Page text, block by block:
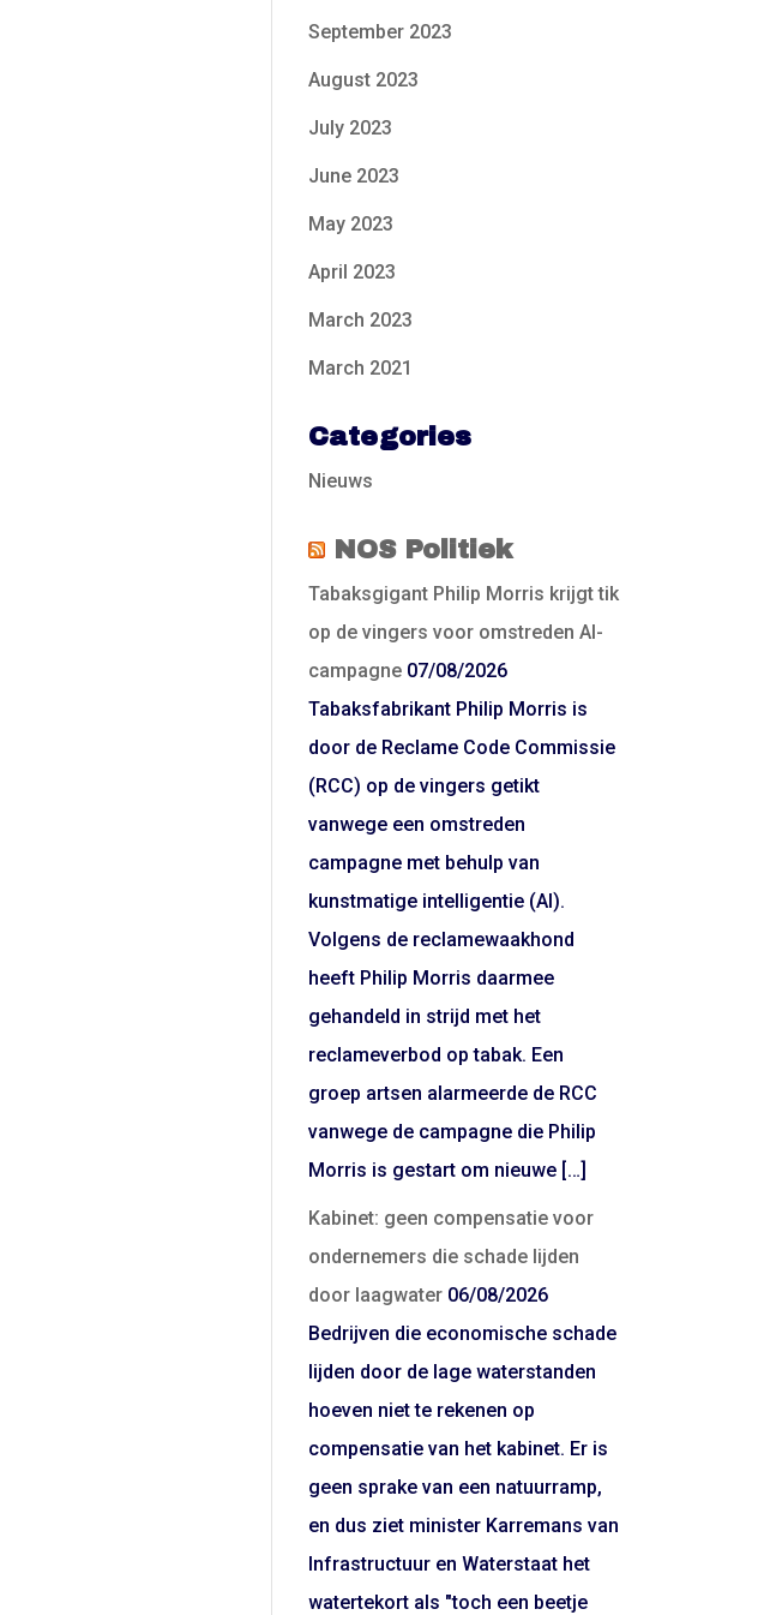
September 2023
August 2023
July 2023
June 2023
May 2023
April 2023
March 2023
March 2021
Categories
Nieuws
NOS Politiek
Tabaksgigant Philip Morris krijgt tik
op de vingers voor omstreden AI-
campagne 07/08/2026
Tabaksfabrikant Philip Morris is
door de Reclame Code Commissie
(RCC) op de vingers getikt
vanwege een omstreden
campagne met behulp van
kunstmatige intelligentie (AI).
Volgens de reclamewaakhond
heeft Philip Morris daarmee
gehandeld in strijd met het
reclameverbod op tabak. Een
groep artsen alarmeerde de RCC
vanwege de campagne die Philip
Morris is gestart om nieuwe […]
Kabinet: geen compensatie voor
ondernemers die schade lijden
door laagwater 06/08/2026
Bedrijven die economische schade
lijden door de lage waterstanden
hoeven niet te rekenen op
compensatie van het kabinet. Er is
geen sprake van een natuurramp,
en dus ziet minister Karremans van
Infrastructuur en Waterstaat het
watertekort als "toch een beetje